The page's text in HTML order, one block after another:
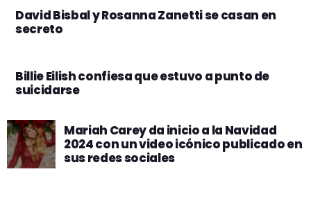
David Bisbal y Rosanna Zanetti se casan en
secreto
Billie Eilish confiesa que estuvo a punto de
suicidarse
Mariah Carey da inicio a la Navidad
2024 con un video icónico publicado en
sus redes sociales